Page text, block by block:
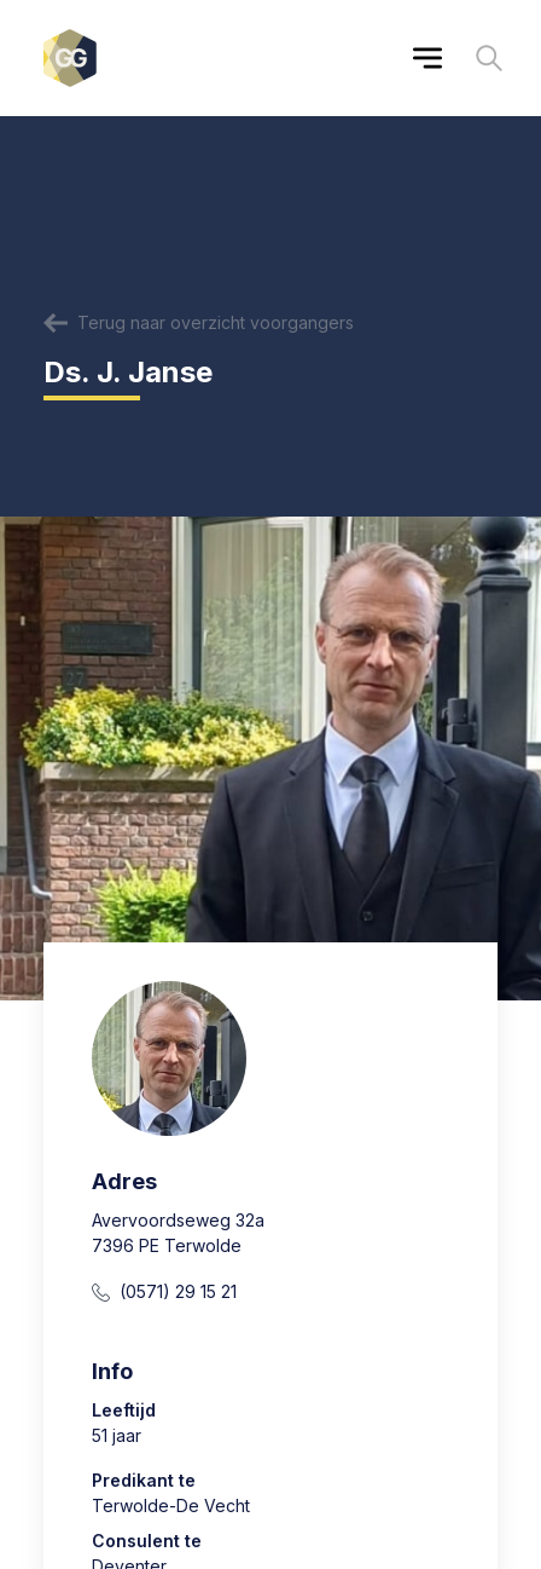
Terug naar overzicht voorgangers
Ds. J. Janse
Adres
Avervoordseweg 32a
7396 PE Terwolde
(0571) 29 15 21
Info
Leeftijd
51 jaar
Predikant te
Terwolde-De Vecht
Consulent te